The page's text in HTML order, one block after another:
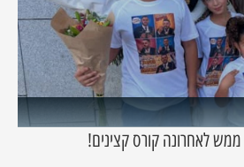
לאחרונה קורס קצינים!